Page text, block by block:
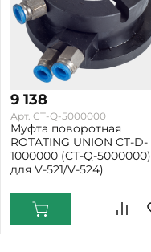
9 138
Арт. CT-Q-5000000
Муфта поворотная
ROTATING UNION CT-D-
1000000 (CT-Q-5000000)
для V-521/V-524)